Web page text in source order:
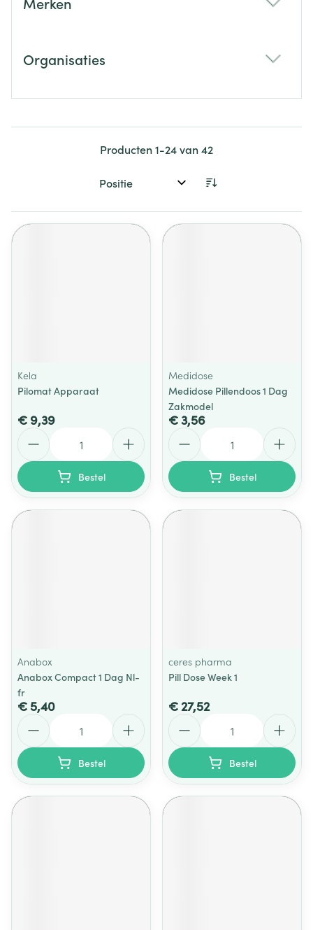
Organisaties
Producten1-24van42
Sorteer op:
Kela
Pilomat Apparaat
€ 9,39
Bestel
Medidose
Medidose Pillendoos 1 Dag
Zakmodel
€ 3,56
Bestel
Anabox
Anabox Compact 1 Dag Nl-
fr
€ 5,40
Bestel
ceres pharma
Pill Dose Week 1
€ 27,52
Bestel